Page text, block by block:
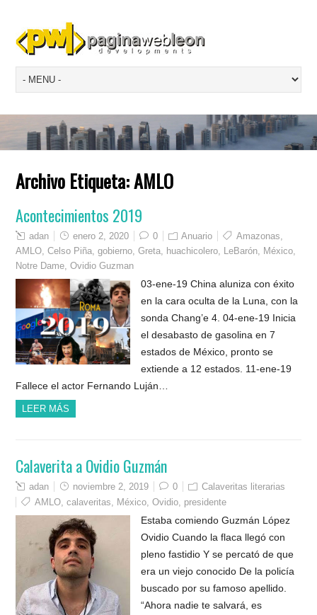
Archivo Etiqueta:AMLO
Acontecimientos 2019
adan enero 2, 2020 0 Anuario Amazonas
AMLO ,Celso Piña ,gobierno ,Greta huachicolero LeBarón México
Notre Dame ,Ovidio Guzman
03-ene-19 China aluniza con éxito
en la cara oculta de la Luna, con la
sonda Chang’e 4. 04-ene-19 Inicia
el desabasto de gasolina en 7
estados de México, pronto se
extiende a 12 estados. 11-ene-19
Fallece el actor Fernando Luján…
LEER MÁS
Calaverita a Ovidio Guzmán
adan noviembre 2, 2019 0
Calaveritas literarias
AMLO ,calaveritas México ,Ovidio presidente
Estaba comiendo Guzmán López
Ovidio Cuando la flaca llegó con
pleno fastidio Y se percató de que
era un viejo conocido De la policía
buscado por su famoso apellido.
“Ahora nadie te salvará, es